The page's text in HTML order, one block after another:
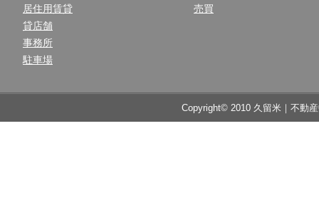
居住用賃貸
貸店舗
事務所
駐車場
売買
Copyright© 2010 久留米｜不動